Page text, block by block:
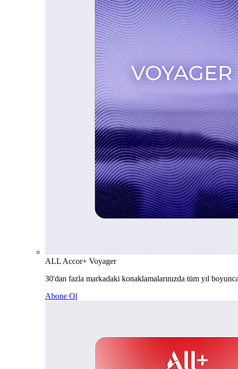
ALL Accor+ Voyager
30'dan fazla markadaki konaklamalarınızda tüm yıl
Abone Ol